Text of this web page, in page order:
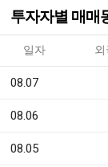
투자자별 매매
일자 외
08.07
08.06
08.05